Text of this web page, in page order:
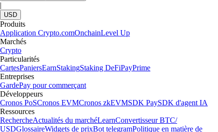
|
USD
Produits
Application Crypto.comOnchainLevel Up
Marchés
Crypto
Particularités
CartesPaniersEarnStakingStaking DeFiPayPrime
Entreprises
GardePay pour commerçant
Développeurs
Cronos PoSCronos EVMCronos zkEVMSDK PaySDK d'agent IA
Ressources
RechercheActualités du marchéLearnConvertisseur BTC/
USDGlossaireWidgets de prixBot telegramPolitique en matière de